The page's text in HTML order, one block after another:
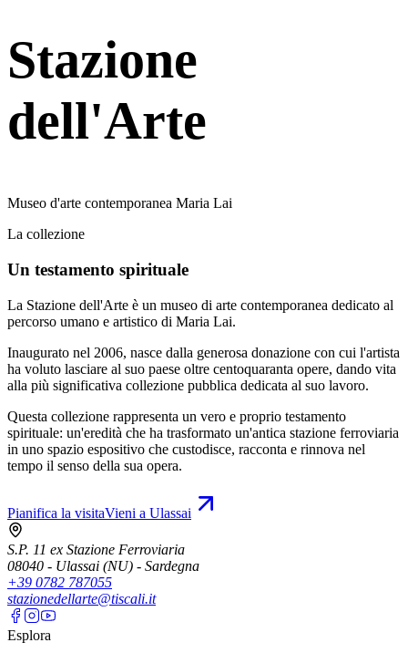
Stazione
dell'Arte
Museo d'arte contemporanea Maria Lai
La collezione
Un testamento spirituale
La Stazione dell'Arte è un museo di arte contemporanea dedicato al
percorso umano e artistico di Maria Lai.
Inaugurato nel 2006, nasce dalla generosa donazione con cui l'artista
ha voluto lasciare al suo paese oltre centoquaranta opere, dando vita
alla più significativa collezione pubblica dedicata al suo lavoro.
Questa collezione rappresenta un vero e proprio testamento
spirituale: un'eredità che ha trasformato un'antica stazione ferroviaria
in uno spazio espositivo che custodisce, racconta e rinnova nel
tempo il senso della sua opera.
Pianifica la visitaVieni a Ulassai
S.P. 11 ex Stazione Ferroviaria
08040 - Ulassai (NU) - Sardegna
+39 0782 787055
stazionedellarte@tiscali.it
Esplora